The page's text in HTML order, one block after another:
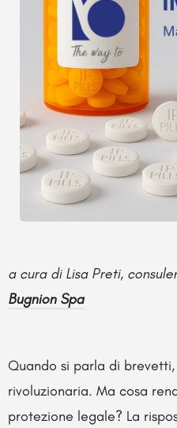
a cura di Lisa Preti,
Bugnion Spa
Quando si parla di brevetti,
rivoluzionaria. Ma cosa
protezione legale? La